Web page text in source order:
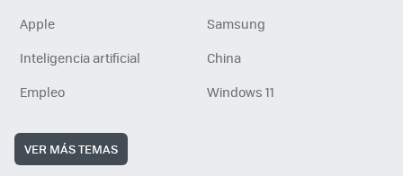
Apple
Samsung
Inteligencia artificial
China
Empleo
Windows 11
VER MÁS TEMAS